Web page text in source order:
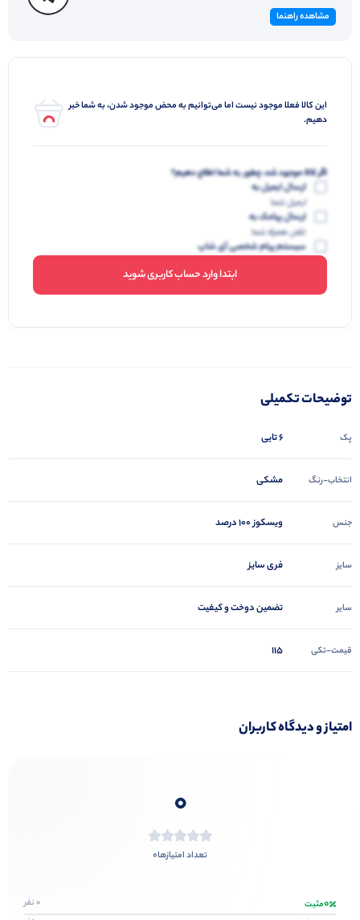
مشاهده راهنما
این کالا فعلا موجود نیست اما می‌توانیم به محض موجود شدن، به شما خبر
دهیم.
اگر کالا موجود شد، چطور به شما اطلاع دهیم؟
ارسال ایمیل به
ایمیل شما
ارسال پیامک به
تلفن همراه شما
سیستم پیام شخصی آی شاپ
ابتدا وارد حساب کاربری شوید
توضیحات تکمیلی
پک 6 تایی
انتخاب-رنگ مشکی
جنس ویسکوز 100 درصد
سایز فری سایز
سایر تضمین دوخت و کیفیت
قیمت-تکی 115
امتیاز و دیدگاه کاربران
0
تعداد امتیازها0
0مثبت 0 نفر